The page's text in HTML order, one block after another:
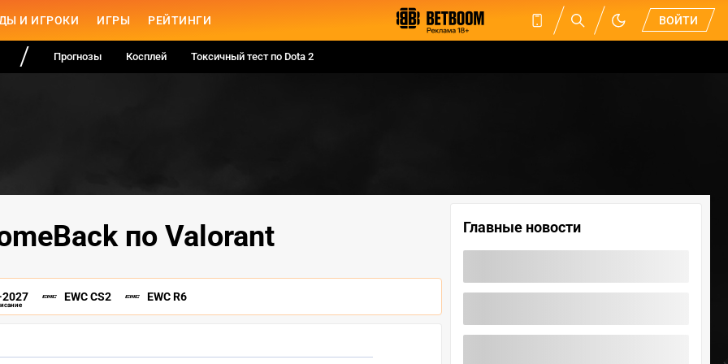
И ИГРОКИ ИГРЫ РЕЙТИНГИ ВОЙТИ
Прогнозы Косплей Токсичный тест по Dota 2
по Valorant
EWC CS2 EWC R6
Главные новости